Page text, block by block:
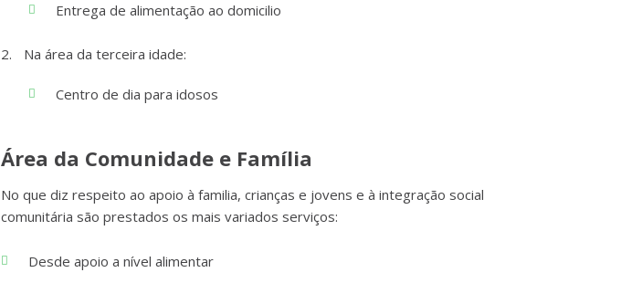
Entrega de alimentação ao domicilio
Na área da terceira idade:
Centro de dia para idosos
Área da Comunidade e Família
No que diz respeito ao apoio à familia, crianças e jovens e à integração social
comunitária são prestados os mais variados serviços:
Desde apoio a nível alimentar